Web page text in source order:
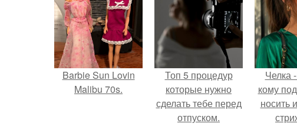
Barbie Sun Lovin
Malibu 70s.
Топ 5 процедур
которые нужно
сделать тебе перед
отпуском.
Челка
кому
носить